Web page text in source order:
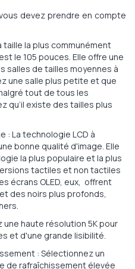
devez prendre en compte
taille la plus communément
le 105 pouces. Elle offre une
salles de tailles moyennes à
une salle plus petite et que
tout de tous les
qu’il existe des tailles plus
: La technologie LCD à
bonne qualité d'image. Elle
la plus populaire et la plus
tactiles et non tactiles
écrans OLED, eux, offrent
des noirs plus profonds,
une haute résolution 5K pour
et d'une grande lisibilité.
: Sélectionnez un
de rafraîchissement élevée